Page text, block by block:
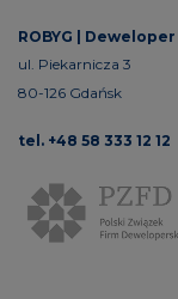
ROBYG | Deweloper
ul. Piekarnicza 3
80-126 Gdańsk
tel. +48 58 333 12 12